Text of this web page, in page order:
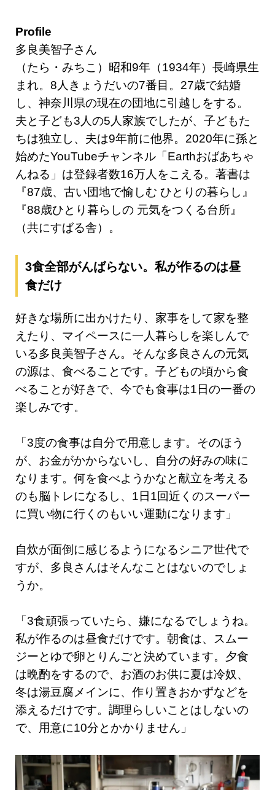
Profile
多良美智子さん
（たら・みちこ）昭和9年（1934年）長崎県生
まれ。8人きょうだいの7番目。27歳で結婚
し、神奈川県の現在の団地に引越しをする。
夫と子ども3人の5人家族でしたが、子どもた
ちは独立し、夫は9年前に他界。2020年に孫と
始めたYouTubeチャンネル「Earthおばあちゃ
んねる」は登録者数16万人をこえる。著書は
『87歳、古い団地で愉しむ ひとりの暮らし』
『88歳ひとり暮らしの 元気をつくる台所』
（共にすばる舎）。
3食全部がんばらない。私が作るのは昼
食だけ
好きな場所に出かけたり、家事をして家を整
えたり、マイペースに一人暮らしを楽しんで
いる多良美智子さん。そんな多良さんの元気
の源は、食べることです。子どもの頃から食
べることが好きで、今でも食事は1日の一番の
楽しみです。
「3度の食事は自分で用意します。そのほう
が、お金がかからないし、自分の好みの味に
なります。何を食べようかなと献立を考える
のも脳トレになるし、1日1回近くのスーパー
に買い物に行くのもいい運動になります」
自炊が面倒に感じるようになるシニア世代で
すが、多良さんはそんなことはないのでしょ
うか。
「3食頑張っていたら、嫌になるでしょうね。
私が作るのは昼食だけです。朝食は、スムー
ジーとゆで卵とりんごと決めています。夕食
は晩酌をするので、お酒のお供に夏は冷奴、
冬は湯豆腐メインに、作り置きおかずなどを
添えるだけです。調理らしいことはしないの
で、用意に10分とかかりません」